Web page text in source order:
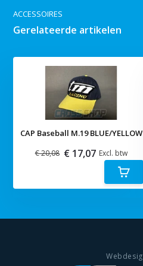
ACCESSOIRES
Gerelateerde artikelen
CAP Baseball M.19 BLUE/YELLOW
€ 20,08 € 17,07 Excl. btw